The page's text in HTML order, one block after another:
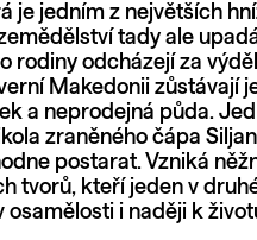
je jedním z největších
tady ale
rodiny odcházejí za
Makedonii zůstávají
a neprodejná půda.
zraněného čápa
postarat. Vzniká
tvorů, kteří jeden v
osamělosti i naději k